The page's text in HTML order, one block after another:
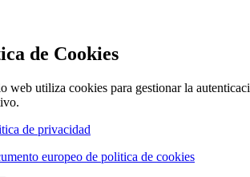
de Cookies
web utiliza cookies para gestionar la
de privacidad
europeo de politica de cookies